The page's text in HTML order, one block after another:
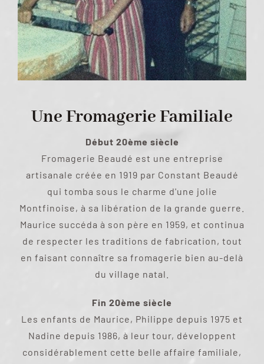
Une Fromagerie Familiale
Début 20ème siècle
Fromagerie Beaudé est une entreprise
artisanale créée en 1919 par Constant Beaudé
qui tomba sous le charme d'une jolie
Montfinoise, à sa libération de la grande guerre.
Maurice succéda à son père en 1959, et continua
de respecter les traditions de fabrication, tout
en faisant connaître sa fromagerie bien au-delà
du village natal.
Fin 20ème siècle
Les enfants de Maurice, Philippe depuis 1975 et
Nadine depuis 1986, à leur tour, développent
considérablement cette belle affaire familiale,